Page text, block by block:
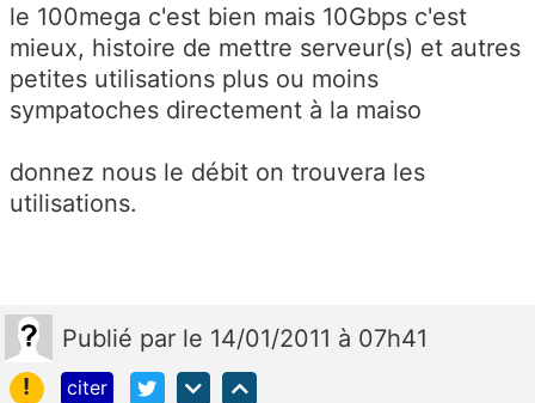
le 100mega c'est bien mais 10Gbps c'est
mieux, histoire de mettre serveur(s) et autres
petites utilisations plus ou moins
sympatoches directement à la maiso
donnez nous le débit on trouvera les
utilisations.
Publié par le 14/01/2011 à 07h41
!
citer